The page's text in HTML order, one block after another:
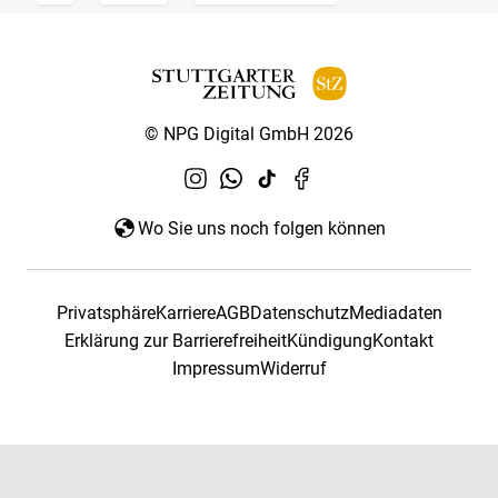
© NPG Digital GmbH 2026
Wo Sie uns noch folgen können
PrivatsphäreKarriereAGBDatenschutzMediadaten
Erklärung zur BarrierefreiheitKündigungKontakt
ImpressumWiderruf